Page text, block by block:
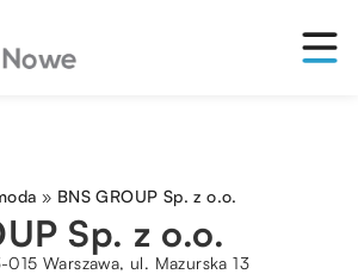
» BNS GROUP Sp. z o.o.
Sp. z o.o.
Warszawa, ul. Mazurska 13